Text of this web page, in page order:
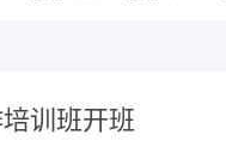
训班开班